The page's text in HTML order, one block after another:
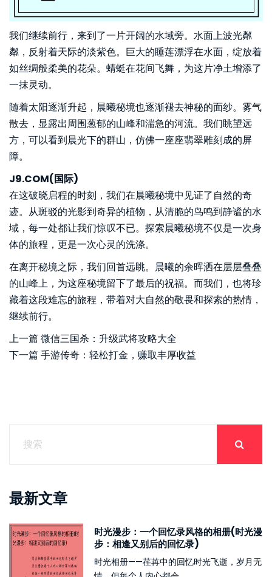
我们继续前行，来到了一片开阔的水域旁。水面上波光粼
粼，反射着天际的淡紫色。巨大的睡莲漂浮在水面，绽放着
如丝绸般柔美的花朵。蜻蜓在花间飞舞，为这片净土增添了
一抹灵动。
随着太阳逐渐升起，晨曦秘境也逐渐褪去神秘的面纱。雾气
散去，显露出周围葱郁的山峰和湍急的河流。我们眺望远
方，可以看到晨光下的群山，仿佛一座座翡翠雕刻成的屏
障。
J9.COM(国际)
在这破晓启程的时刻，我们在晨曦秘境中见证了自然的奇
迹。从斑驳的光影到奇异的植物，从清脆的鸟鸣到静谧的水
域，每一处都让我们惊叹不已。探索晨曦秘境不仅是一次身
体的旅程，更是一次心灵的洗涤。
在离开秘境之际，我们回首远眺。晨曦的余晖洒在层层叠叠
的山峰上，为这座秘境留下了最后的祝福。而我们，也将珍
藏着这段难忘的旅程，带着对大自然的敬畏和探索的热情，
继续前行。
上一篇 微信三国杀：升级武将攻略大全
下一篇 手游传奇：轻松打金，赚取丰厚收益
最新文章
时光漫步：一个回忆录风格的相册(时光漫
步：相逢又别后的回忆录)
时光相册——荏苒中的回忆时光飞逝，岁月无